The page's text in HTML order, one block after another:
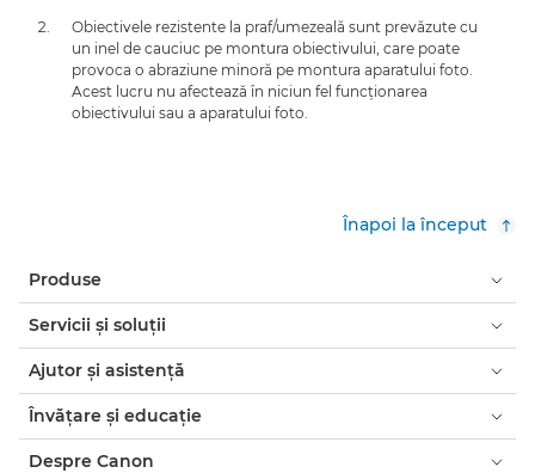
Obiectivele rezistente la praf/umezeală sunt prevăzute cu
un inel de cauciuc pe montura obiectivului, care poate
provoca o abraziune minoră pe montura aparatului foto.
Acest lucru nu afectează în niciun fel funcţionarea
obiectivului sau a aparatului foto.
Înapoi la început
Produse
Servicii şi soluţii
Ajutor şi asistenţă
Învăţare şi educaţie
Despre Canon